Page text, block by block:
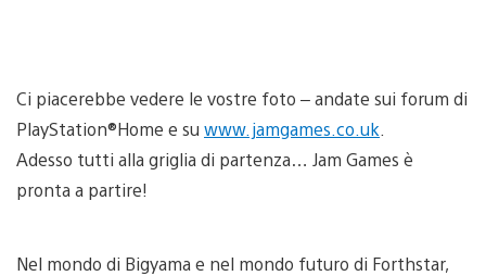
Ci piacerebbe vedere le vostre foto – andate sui forum di
PlayStation®Home e su www.jamgames.co.uk
Adesso tutti alla griglia di partenza… Jam Games è
pronta a partire!
Nel mondo di Bigyama e nel mondo futuro di Forthstar,